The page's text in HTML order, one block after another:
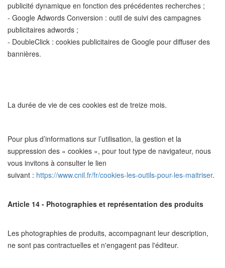
publicité dynamique en fonction des précédentes recherches ;
- Google Adwords Conversion : outil de suivi des campagnes
publicitaires adwords ;
- DoubleClick : cookies publicitaires de Google pour diffuser des
bannières.
La durée de vie de ces cookies est de treize mois.
Pour plus d’informations sur l’utilisation, la gestion et la
suppression des « cookies », pour tout type de navigateur, nous
vous invitons à consulter le lien
suivant : https://www.cnil.fr/fr/cookies-les-outils-pour-les-maitriser.
Article 14 - Photographies et représentation des produits
Les photographies de produits, accompagnant leur description,
ne sont pas contractuelles et n'engagent pas l'éditeur.